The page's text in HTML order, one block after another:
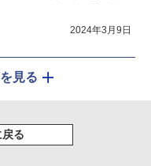
2024年3月9日
見る
戻る